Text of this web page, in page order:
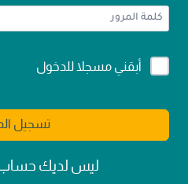
Alternative:
أبقني مسجلا للدخول
تسجيل
ليس لديك